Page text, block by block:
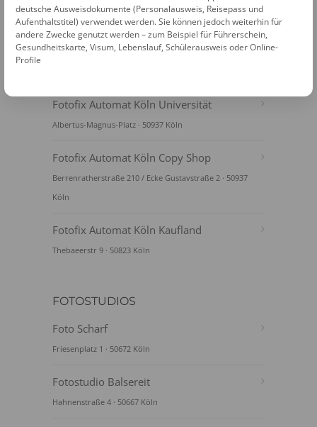
Fotofix Automat Köln Universität
Albertus-Magnus-Platz · 50937 Köln
Fotofix Automat Köln Copy Shop
Berrenratherstraße 210 / Ecke Gustavstraße 2 · 50937
Köln
Fotofix Automat Köln Kaufland
Thebaeerstr 9 · 50823 Köln
FOTOSTUDIOS
Foto Scharf
Friesenplatz 1 · 50672 Köln
Fotostudio Balsereit
Hahnenstraße 4 · 50667 Köln
deutsche Ausweisdokumente (Personalausweis, Reisepass und
Aufenthaltstitel) verwendet werden. Sie können jedoch weiterhin für
andere Zwecke genutzt werden – zum Beispiel für Führerschein,
Gesundheitskarte, Visum, Lebenslauf, Schülerausweis oder Online-
Profile